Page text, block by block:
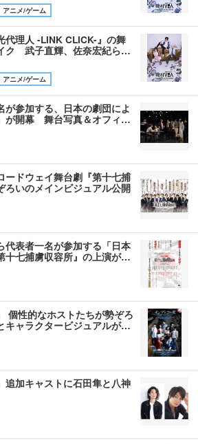
アニメ/ゲーム
代理人 -LINK CLICK-』の舞
ク 武子直輝、佐奈宏紀ら…
アニメ/ゲーム
が参加する、日本の劇団によ
が開幕 舞台写真＆オフィ…
ードウェイ舞台劇『第十七捕
いのメインビジュアル公開
代表者一名が参加する「日本
七捕虜収容所』の上演が…
個性的なホストたちが勢ぞろ
ャラクタービジュアルが…
追加キャストに石田隼と八神